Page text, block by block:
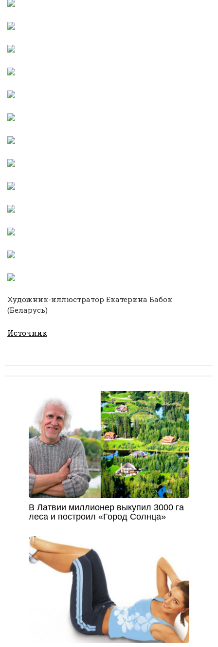
Художник-иллюстратор Екатерина Бабок
(Беларусь)
Источник
В Латвии миллионер выкупил 3000 га
леса и построил «Город Солнца»